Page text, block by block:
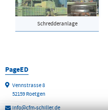
Schredderanlage
PageED
Vennstrasse 8
52159 Roetgen
info@cfm-schiller.de